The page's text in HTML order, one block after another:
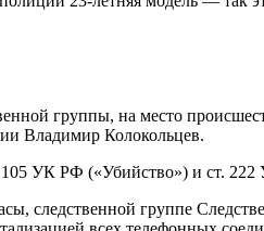
группы, на место
Владимир Колокольцев.
105 УК РФ («Убийство») и ст.
следственной группе